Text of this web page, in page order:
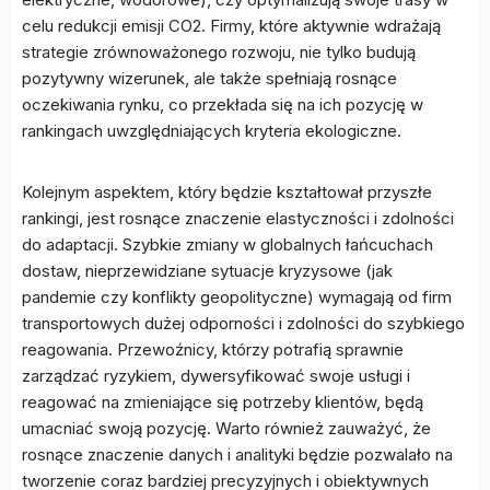
celu redukcji emisji CO2. Firmy, które aktywnie wdrażają
strategie zrównoważonego rozwoju, nie tylko budują
pozytywny wizerunek, ale także spełniają rosnące
oczekiwania rynku, co przekłada się na ich pozycję w
rankingach uwzględniających kryteria ekologiczne.
Kolejnym aspektem, który będzie kształtował przyszłe
rankingi, jest rosnące znaczenie elastyczności i zdolności
do adaptacji. Szybkie zmiany w globalnych łańcuchach
dostaw, nieprzewidziane sytuacje kryzysowe (jak
pandemie czy konflikty geopolityczne) wymagają od firm
transportowych dużej odporności i zdolności do szybkiego
reagowania. Przewoźnicy, którzy potrafią sprawnie
zarządzać ryzykiem, dywersyfikować swoje usługi i
reagować na zmieniające się potrzeby klientów, będą
umacniać swoją pozycję. Warto również zauważyć, że
rosnące znaczenie danych i analityki będzie pozwalało na
tworzenie coraz bardziej precyzyjnych i obiektywnych